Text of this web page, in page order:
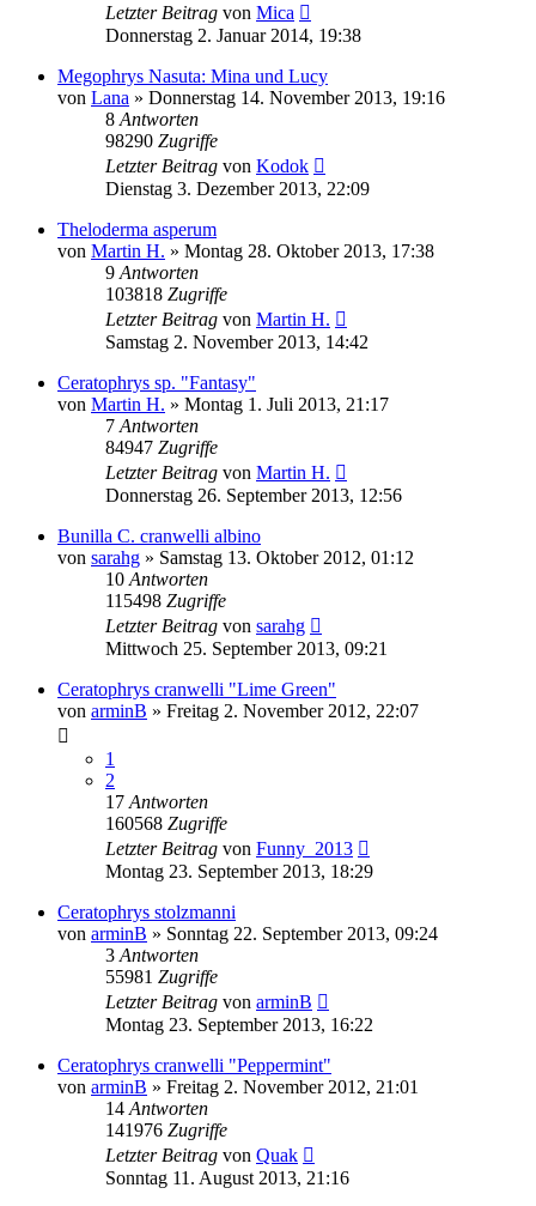
Letzter Beitrag von Mica
Donnerstag 2. Januar 2014, 19:38
Megophrys Nasuta: Mina und Lucy
von Lana » Donnerstag 14. November 2013, 19:16
8 Antworten
98290 Zugriffe
Letzter Beitrag von Kodok
Dienstag 3. Dezember 2013, 22:09
Theloderma asperum
von Martin H. » Montag 28. Oktober 2013, 17:38
9 Antworten
103818 Zugriffe
Letzter Beitrag von Martin H.
Samstag 2. November 2013, 14:42
Ceratophrys sp. "Fantasy"
von Martin H. » Montag 1. Juli 2013, 21:17
7 Antworten
84947 Zugriffe
Letzter Beitrag von Martin H.
Donnerstag 26. September 2013, 12:56
Bunilla C. cranwelli albino
von sarahg » Samstag 13. Oktober 2012, 01:12
10 Antworten
115498 Zugriffe
Letzter Beitrag von sarahg
Mittwoch 25. September 2013, 09:21
Ceratophrys cranwelli "Lime Green"
von arminB » Freitag 2. November 2012, 22:07
1
2
17 Antworten
160568 Zugriffe
Letzter Beitrag von Funny_2013
Montag 23. September 2013, 18:29
Ceratophrys stolzmanni
von arminB » Sonntag 22. September 2013, 09:24
3 Antworten
55981 Zugriffe
Letzter Beitrag von arminB
Montag 23. September 2013, 16:22
Ceratophrys cranwelli "Peppermint"
von arminB » Freitag 2. November 2012, 21:01
14 Antworten
141976 Zugriffe
Letzter Beitrag von Quak
Sonntag 11. August 2013, 21:16